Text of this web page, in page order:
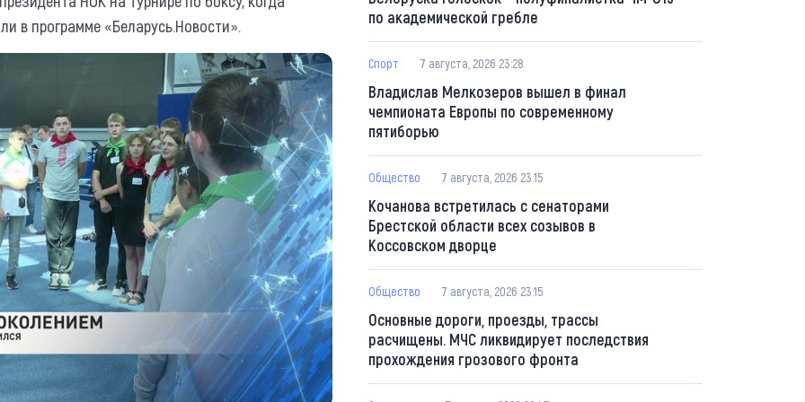
в программе «Беларусь.Новости».
по академической гребле
Спорт 7 августа, 2026 23:28
Владислав Мелкозеров вышел в финал
чемпионата Европы по современному
пятиборью
Общество 7 августа, 2026 23:15
Кочанова встретилась с сенаторами
Брестской области всех созывов в
Коссовском дворце
Общество 7 августа, 2026 23:15
Основные дороги, проезды, трассы
расчищены. МЧС ликвидирует последствия
прохождения грозового фронта